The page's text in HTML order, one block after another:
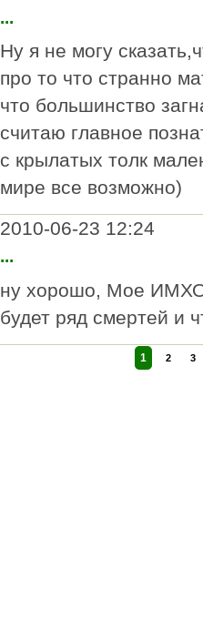
...
Ну я не могу
про то что странно
что большинство
считаю главное
с крылатых толк
мире все возможно)
2010-06-23 12:24
...
ну хорошо, Мое ИМХО
будет ряд смертей и
1 2 3